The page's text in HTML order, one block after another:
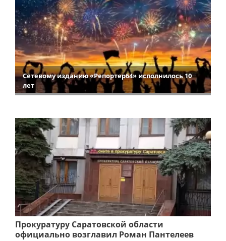
Сетевому изданию «Репортер64» исполнилось 10
лет
Прокуратуру Саратовской области
официально возглавил Роман Пантелеев